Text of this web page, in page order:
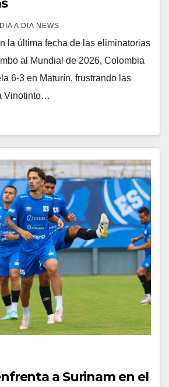
DIA A DIA NEWS
la última fecha de las eliminatorias
al Mundial de 2026, Colombia
6-3 en Maturín, frustrando las
Vinotinto…
a Surinam en el